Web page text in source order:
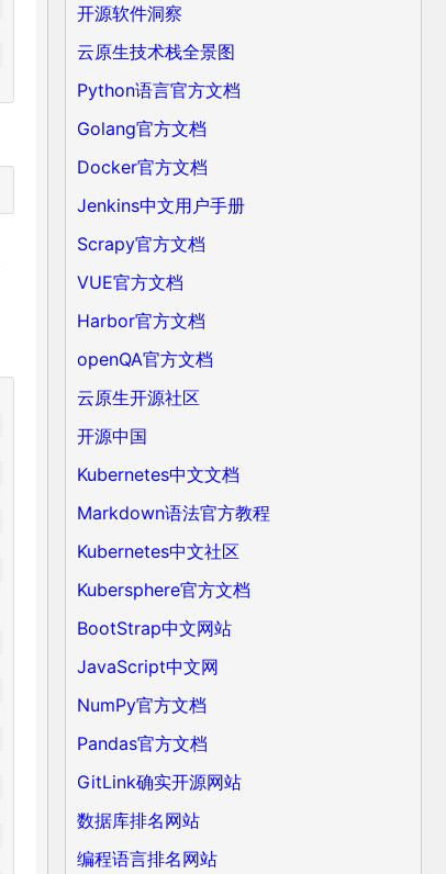
开源软件洞察
云原生技术栈全景图
Python语言官方文档
Golang官方文档
Docker官方文档
Jenkins中文用户手册
Scrapy官方文档
VUE官方文档
Harbor官方文档
openQA官方文档
云原生开源社区
开源中国
Kubernetes中文文档
Markdown语法官方教程
Kubernetes中文社区
Kubersphere官方文档
BootStrap中文网站
JavaScript中文网
NumPy官方文档
Pandas官方文档
GitLink确实开源网站
数据库排名网站
编程语言排名网站